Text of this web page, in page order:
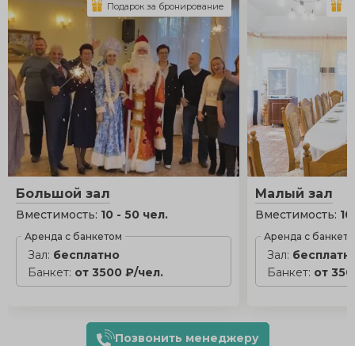
Большой зал
Вместимость: 10 - 50 чел.
Аренда с банкетом
Зал: бесплатно
Банкет: от 3500 ₽/чел.
Подарок за бронирование
Малый зал
Вместимость:
Аренда с
Зал:
Банкет: от
Позвонить менеджеру